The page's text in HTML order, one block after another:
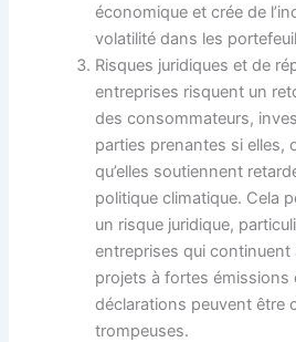
économique et crée de
volatilité dans les
Risques juridiques et de
entreprises risquent un
des consommateurs,
parties prenantes si elles,
qu’elles soutiennent
politique climatique. Cela
un risque juridique,
entreprises qui continuent
projets à fortes émissions
déclarations peuvent être
trompeuses.